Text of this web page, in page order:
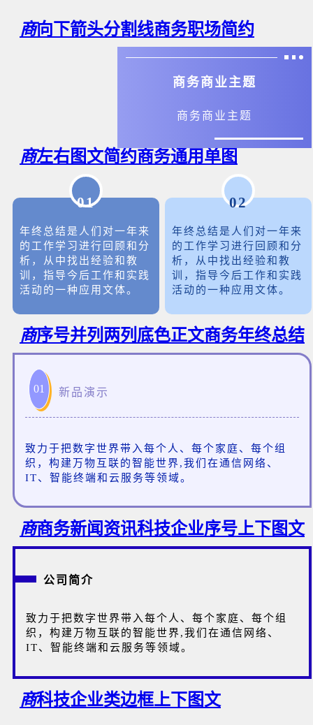
商向下箭头分割线商务职场简约
商务商业主题
商务商业主题
商左右图文简约商务通用单图
01
年终总结是人们对一年来
的工作学习进行回顾和分
析，从中找出经验和教
训，指导今后工作和实践
活动的一种应用文体。
02
年终总结是人们对一年来
的工作学习进行回顾和分
析，从中找出经验和教
训，指导今后工作和实践
活动的一种应用文体。
商序号并列两列底色正文商务年终总结
01 新品演示
致力于把数字世界带入每个人、每个家庭、每个组
织，构建万物互联的智能世界,我们在通信网络、
IT、智能终端和云服务等领域。
商商务新闻资讯科技企业序号上下图文
公司简介
致力于把数字世界带入每个人、每个家庭、每个组
织，构建万物互联的智能世界,我们在通信网络、
IT、智能终端和云服务等领域。
商科技企业类边框上下图文